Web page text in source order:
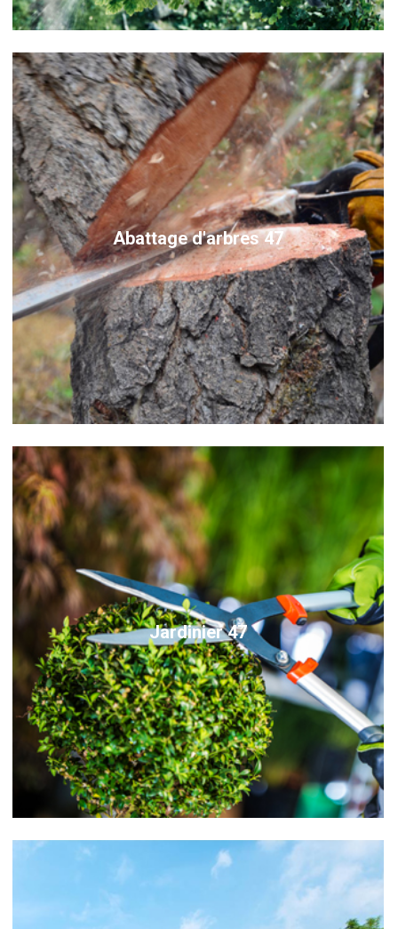
Abattage d'arbres 47
Jardinier 47